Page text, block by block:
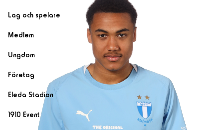
Biljett
Mitt MFF
Biljetter till bortamatcher
Biljettvillkor
Lag och spelare
Lag
Spelare
Ledarstab
Damlaget
Spelare
Ledarstab
Medlem
Medlemskap i Malmö FF
Ungdom
MFF Ungdom
Sommarfotboll
Skånecupen
Fotbollsskolan
Företag
Bli företagspartner
Nätverket
Klubbstolar
Eleda Stadion
Eleda Stadion
Erics Bar & Restaurang
1910 Event